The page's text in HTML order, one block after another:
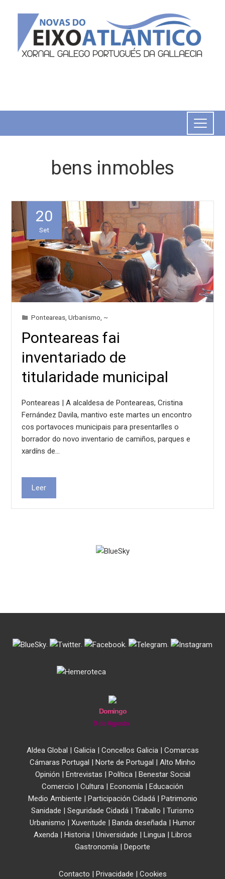
bens inmobles
20
Set
Ponteareas ,Urbanismo ~
Ponteareas fai
inventariado de
titularidade municipal
Ponteareas | A alcaldesa de Ponteareas, Cristina
Fernández Davila, mantivo este martes un encontro
cos portavoces municipais para presentarlles o
borrador do novo inventario de camiños, parques e
xardíns de…
Leer
. . . .
Domingo
9 de Agosto
Aldea Global | Galicia| Concellos Galicia| Comarcas
Cámaras Portugal | Norte de Portugal | Alto Minho
Opinión | Entrevistas | Política| Benestar Social
Comercio | Cultura | Economía | Educación
Medio Ambiente | Participación Cidadá| Patrimonio
Sanidade | Seguridade Cidadá | Traballo | Turismo
Urbanismo | Xuventude | Banda deseñada | Humor
Axenda| Historia| Universidade | Lingua| Libros
Gastronomía | Deporte
Contacto | Privacidade | Cookies